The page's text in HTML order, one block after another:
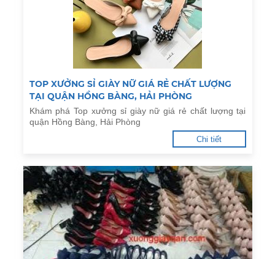
TOP XƯỞNG SỈ GIÀY NỮ GIÁ RẺ CHẤT LƯỢNG
TẠI QUẬN HỒNG BÀNG, HẢI PHÒNG
Khám phá Top xưởng sỉ giày nữ giá rẻ chất lượng tại
quận Hồng Bàng, Hải Phòng
Chi tiết